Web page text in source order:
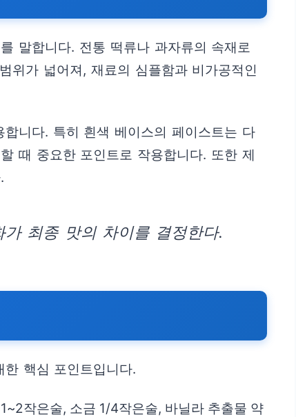
말합니다. 전통 떡류나 과자류의 속재로
위가 넓어져, 재료의 심플함과 비가공적인
니다. 특히 흰색 베이스의 페이스트는 다
때 중요한 포인트로 작용합니다. 또한 제
최종 맛의 차이를 결정한다.
핵심 포인트입니다.
작은술, 소금 1/4작은술, 바닐라 추출물 약